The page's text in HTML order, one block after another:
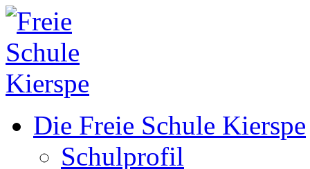
Die Freie Schule Kierspe
Schulprofil